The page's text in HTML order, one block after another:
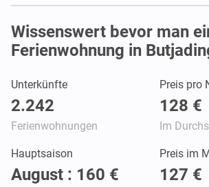
Wissenswert bevor man
Ferienwohnung in
Unterkünfte
2.242
Ferienwohnungen
Preis pro
128 €
Im
Hauptsaison
August : 160 €
Preis im
127 €